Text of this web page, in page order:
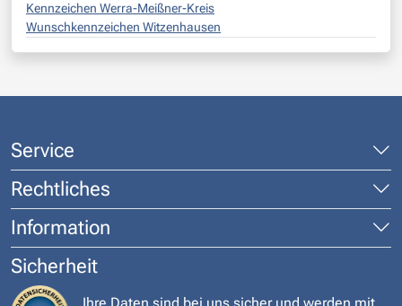
Kennzeichen Werra-Meißner-Kreis
Wunschkennzeichen Witzenhausen
Service
Rechtliches
Information
Sicherheit